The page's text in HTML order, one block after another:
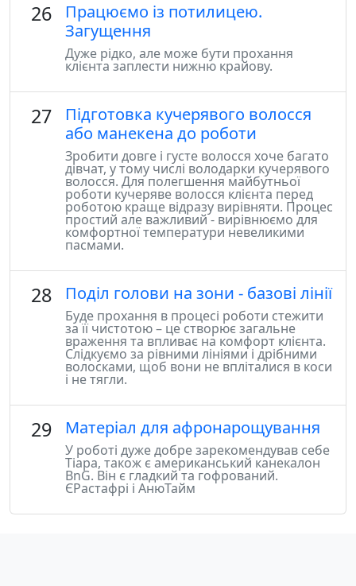
26
Працюємо із потилицею.
Загущення
Дуже рідко, але може бути прохання
клієнта заплести нижню крайову.
27
Підготовка кучерявого волосся
або манекена до роботи
Зробити довге і густе волосся хоче багато
дівчат, у тому числі володарки кучерявого
волосся. Для полегшення майбутньої
роботи кучеряве волосся клієнта перед
роботою краще відразу вирівняти. Процес
простий але важливий - вирівнюємо для
комфортної температури невеликими
пасмами.
28 Поділ голови на зони - базові лінії
Буде прохання в процесі роботи стежити
за її чистотою – це створює загальне
враження та впливає на комфорт клієнта.
Слідкуємо за рівними лініями і дрібними
волосками, щоб вони не впліталися в коси
і не тягли.
29 Матеріал для афронарощування
У роботі дуже добре зарекомендував себе
Тіара, також є американський канекалон
BnG. Він є гладкий та гофрований.
ЄРастафрі і АнюТайм